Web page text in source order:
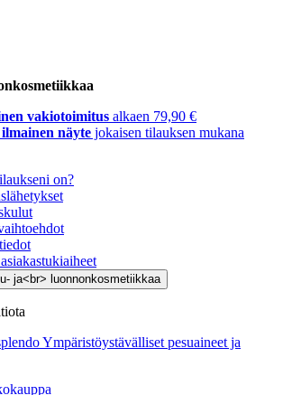
vakiotoimitus alkaen 79,90 €
näyte jokaisen tilauksen mukana
on?
Ympäristöystävälliset pesuaineet ja